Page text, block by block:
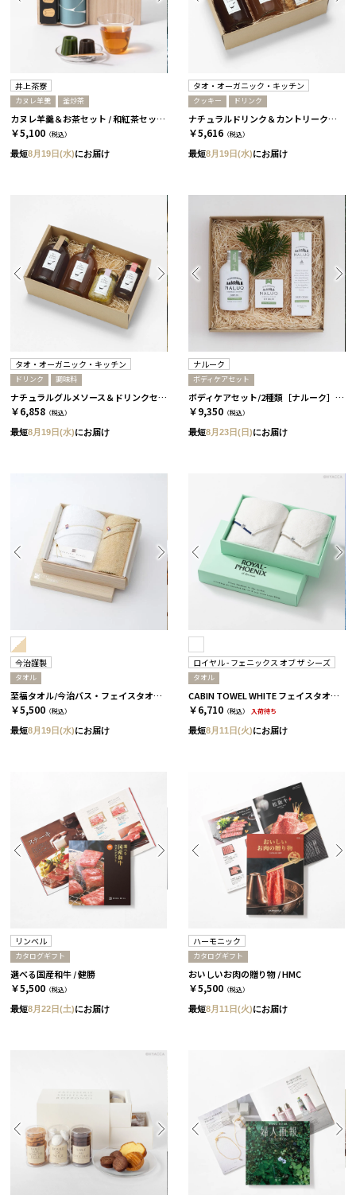
井上茶寮
カヌレ羊羹 釜炒茶
カヌレ羊羹＆お茶セット / 和紅茶セット［井上茶寮］
￥5,100 （税込）
最短8月19日(水)にお届け
タオ・オーガニック・キッチン
クッキー ドリンク
ナチュラルドリンク＆カントリークッキーセット［タオ・オーガニック・キッチン］
￥5,616 （税込）
最短8月19日(水)にお届け
タオ・オーガニック・キッチン
ドリンク 調味料
ナチュラルグルメソース＆ドリンクセット［タオ・オーガニック・キッチン］
￥6,858 （税込）
最短8月19日(水)にお届け
ナルーク
ボディケアセット
ボディケアセット/2種類［ナルーク］ スプリングエフェメラル
￥9,350 （税込）
最短8月23日(日)にお届け
今治謹製
タオル
至福タオル/今治バス・フェイスタオル 2枚セット
￥5,500 （税込）
最短8月19日(水)にお届け
ロイヤル - フェニックス オブ ザ シーズ
タオル
CABIN TOWEL WHITE フェイスタオル 2枚セット / ROYAL BLUE×MIST GREY［ロイヤル - フェニックス オブ ザ シーズ］
￥6,710 （税込） 入荷待ち
最短8月11日(火)にお届け
リンベル
カタログギフト
選べる国産和牛 / 健勝
￥5,500 （税込）
最短8月22日(土)にお届け
ハーモニック
カタログギフト
おいしいお肉の贈り物 / HMC
￥5,500 （税込）
最短8月11日(火)にお届け